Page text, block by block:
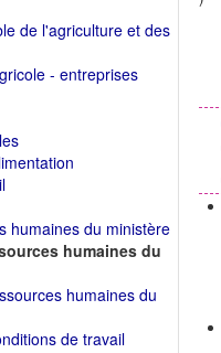
de l'agriculture et des
- entreprises
humaines du ministère
humaines du
humaines du
de travail